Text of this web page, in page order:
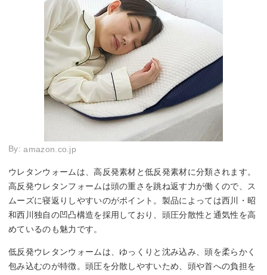
By:amazon.co.jp
ウレタンウォームは、高反発素材と低反発素材に分類されます。
高反発ウレタンフォームは頭の重さを跳ね返す力が働くので、ス
ムーズに寝返りしやすいのがポイント。製品によっては西川・昭
和西川独自の凹凸構造を採用しており、頭圧分散性と通気性を高
めているのも魅力です。
低反発ウレタンウォームは、ゆっくりと沈み込み、頭を柔らかく
包み込むのが特徴。頭圧を分散しやすいため、頭や首への負担を